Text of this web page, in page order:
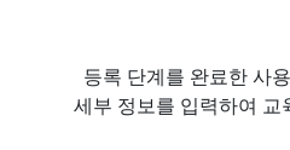
등록 단계를 완료한 사
세부 정보를 입력하여